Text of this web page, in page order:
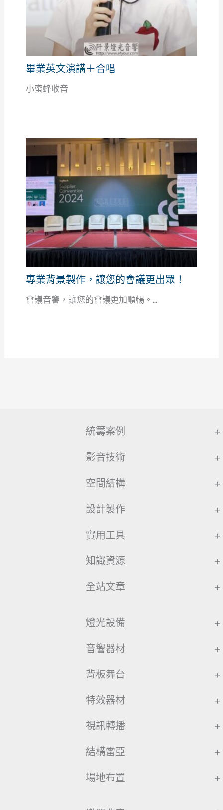
畢業英文演講＋合唱
小蜜蜂收音
專業背景製作，讓您的會議更出眾！
會議音響，讓您的會議更加順暢。...
統籌案例 +
影音技術 +
空間結構 +
設計製作 +
實用工具 +
知識資源 +
全站文章 +
燈光設備 +
音響器材 +
背板舞台 +
特效器材 +
視訊轉播 +
結構雷亞 +
場地布置 +